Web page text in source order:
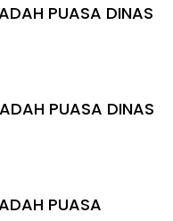
PUASA DINAS
PUASA DINAS
PUASA